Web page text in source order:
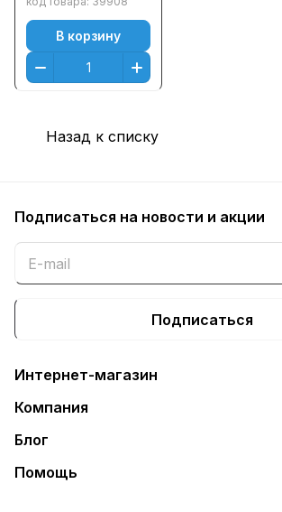
В корзину
Назад к списку
Подписаться на новости и акции
Подписаться
Интернет-магазин
Компания
Блог
Помощь